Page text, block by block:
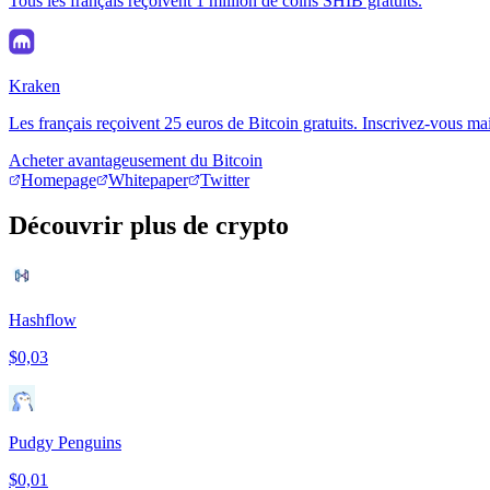
Kraken
Les français reçoivent 25 euros de Bitcoin gratuits. Inscrivez-vous
Acheter avantageusement du Bitcoin
Homepage
Whitepaper Twitter
Découvrir plus de crypto
Hashflow
$0,03
Pudgy Penguins
$0,01